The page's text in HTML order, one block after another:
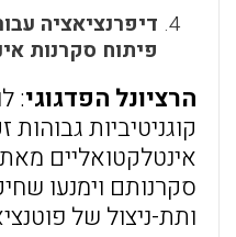
דיפרנציאציה
פיתוח סקרנות
הרציונל הפדגוגי:
קוגניטיביות גבוהות
אינטלקטואליים
סקרנותם וימנעו
ותת-ניצול של